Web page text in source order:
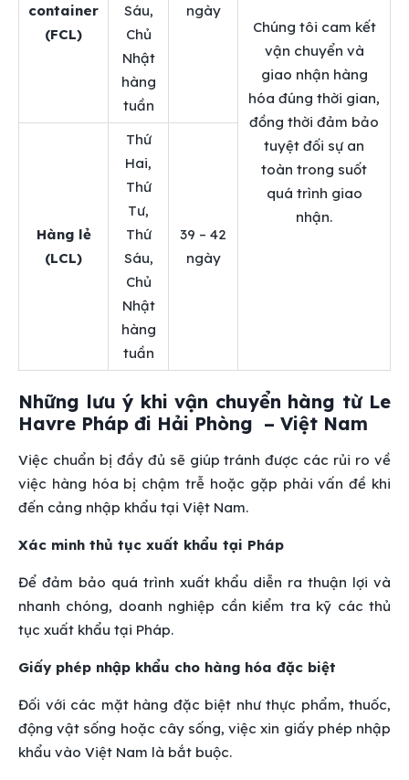
container
(FCL)
Sáu,
Chủ
Nhật
hàng
tuần
ngày
Chúng tôi cam kết
vận chuyển và
giao nhận hàng
hóa đúng thời gian,
đồng thời đảm bảo
tuyệt đối sự an
toàn trong suốt
quá trình giao
nhận.
Hàng lẻ
(LCL)
Thứ
Hai,
Thứ
Tư,
Thứ
Sáu,
Chủ
Nhật
hàng
tuần
39 – 42
ngày
Những lưu ý khi vận chuyển hàng từ Le
Havre Pháp đi Hải Phòng – Việt Nam
Việc chuẩn bị đầy đủ sẽ giúp tránh được các rủi ro về
việc hàng hóa bị chậm trễ hoặc gặp phải vấn đề khi
đến cảng nhập khẩu tại Việt Nam.
Xác minh thủ tục xuất khẩu tại Pháp
Để đảm bảo quá trình xuất khẩu diễn ra thuận lợi và
nhanh chóng, doanh nghiệp cần kiểm tra kỹ các thủ
tục xuất khẩu tại Pháp.
Giấy phép nhập khẩu cho hàng hóa đặc biệt
Đối với các mặt hàng đặc biệt như thực phẩm, thuốc,
động vật sống hoặc cây sống, việc xin giấy phép nhập
khẩu vào Việt Nam là bắt buộc.